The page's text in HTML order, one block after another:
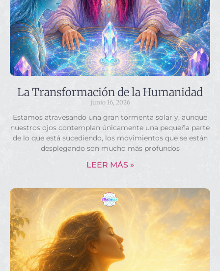
La Transformación de la Humanidad
junio 16, 2026
Estamos atravesando una gran tormenta solar y, aunque
nuestros ojos contemplan únicamente una pequeña parte
de lo que está sucediendo, los movimientos que se están
desplegando son mucho más profundos
LEER MÁS »